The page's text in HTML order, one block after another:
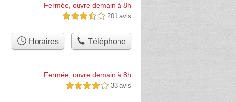
Fermée, ouvre demain à 8h
3,5 étoiles sur 5 201 avis
Horaires Téléphone
Fermée, ouvre demain à 8h
4,0 étoiles sur 5 33 avis